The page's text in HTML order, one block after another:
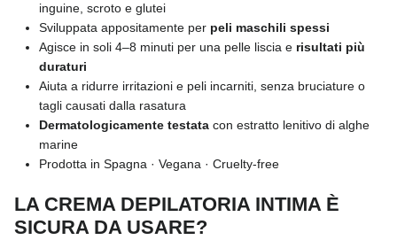
inguine, scroto e glutei
Sviluppata appositamente per peli maschili spessi
Agisce in soli 4–8 minuti per una pelle liscia e risultati più
duraturi
Aiuta a ridurre irritazioni e peli incarniti, senza bruciature o
tagli causati dalla rasatura
Dermatologicamente testata con estratto lenitivo di alghe
marine
Prodotta in Spagna · Vegana · Cruelty-free
LA CREMA DEPILATORIA INTIMA È
SICURA DA USARE?